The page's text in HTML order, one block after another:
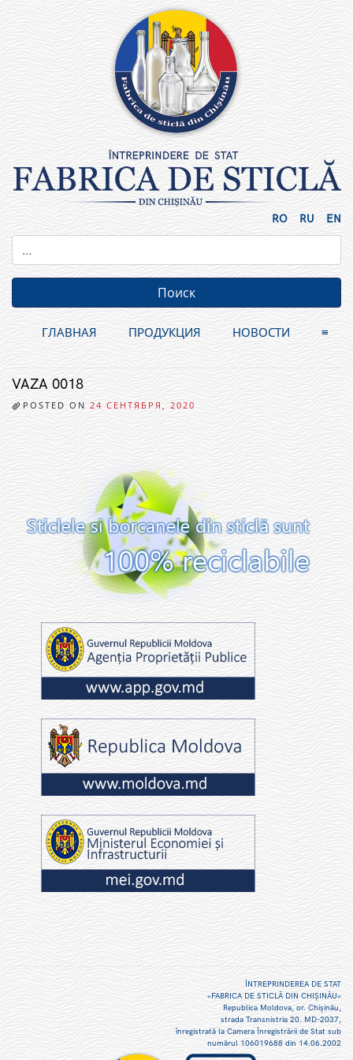
RO RU EN
ГЛАВНАЯ ПРОДУКЦИЯ НОВОСТИ ≡
VAZA 0018
POSTED ON 24 СЕНТЯБРЯ, 2020
ÎNTREPRINDEREA DE STAT
«FABRICA DE STICLĂ DIN CHIŞINĂU»
Republica Moldova, or. Chişinău,
strada Transnistria 20. MD-2037,
înregistrată la Camera Înregistrării de Stat sub
numărul 106019688 din 14.06.2002